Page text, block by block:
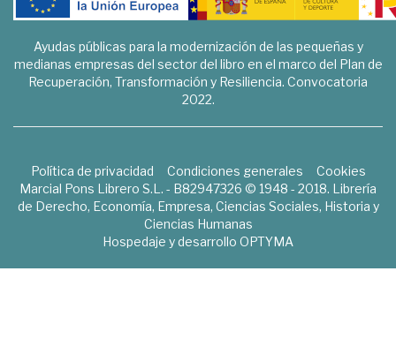
Ayudas públicas para la modernización de las pequeñas y
medianas empresas del sector del libro en el marco del Plan de
Recuperación, Transformación y Resiliencia. Convocatoria
2022.
Política de privacidad Condiciones generales
Cookies
Marcial Pons Librero S.L. - B82947326 © 1948 - 2018. Librería
de Derecho, Economía, Empresa, Ciencias Sociales, Historia y
Ciencias Humanas
Hospedaje y desarrollo OPTYMA